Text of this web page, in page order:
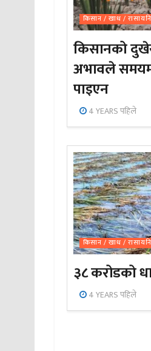
किसान / खाध /
किसानको
अभावले
पाइएन
4 YEARS पहिले
किसान / खाध /
३८ करोडको
4 YEARS पहिले